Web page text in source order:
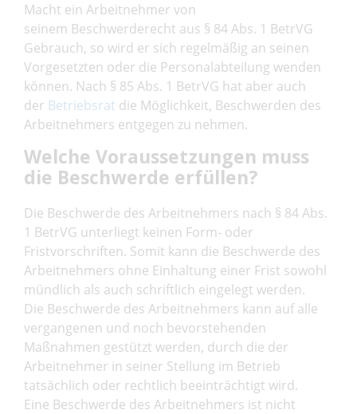
Macht ein Arbeitnehmer von
seinem Beschwerderecht aus § 84 Abs. 1 BetrVG
Gebrauch, so wird er sich regelmäßig an seinen
Vorgesetzten oder die Personalabteilung wenden
können. Nach § 85 Abs. 1 BetrVG hat aber auch
der Betriebsrat die Möglichkeit, Beschwerden des
Arbeitnehmers entgegen zu nehmen.
Welche Voraussetzungen muss
die Beschwerde erfüllen?
Die Beschwerde des Arbeitnehmers nach § 84 Abs.
1 BetrVG unterliegt keinen Form- oder
Fristvorschriften. Somit kann die Beschwerde des
Arbeitnehmers ohne Einhaltung einer Frist sowohl
mündlich als auch schriftlich eingelegt werden.
Die Beschwerde des Arbeitnehmers kann auf alle
vergangenen und noch bevorstehenden
Maßnahmen gestützt werden, durch die der
Arbeitnehmer in seiner Stellung im Betrieb
tatsächlich oder rechtlich beeinträchtigt wird.
Eine Beschwerde des Arbeitnehmers ist nicht